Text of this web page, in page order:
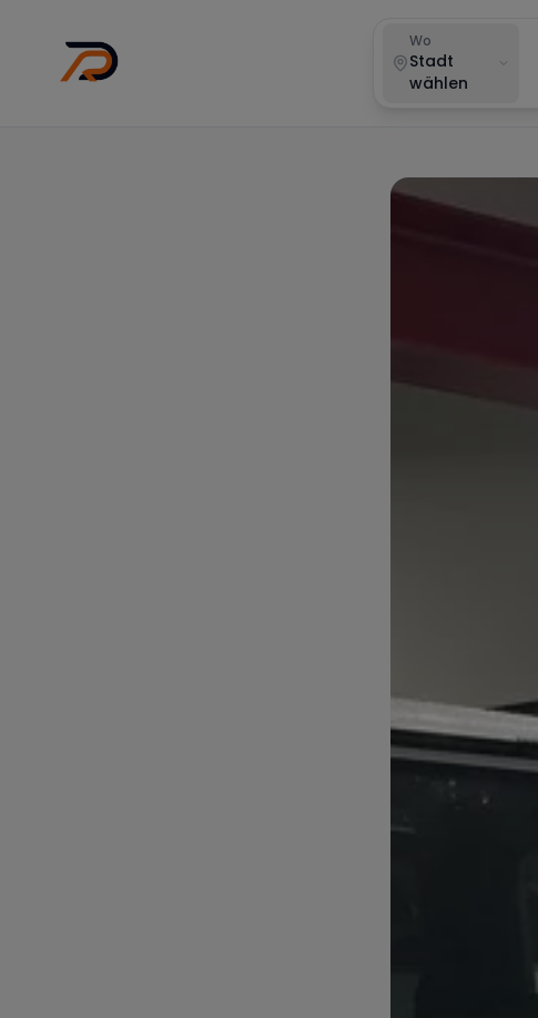
Wo
Stadt
wählen